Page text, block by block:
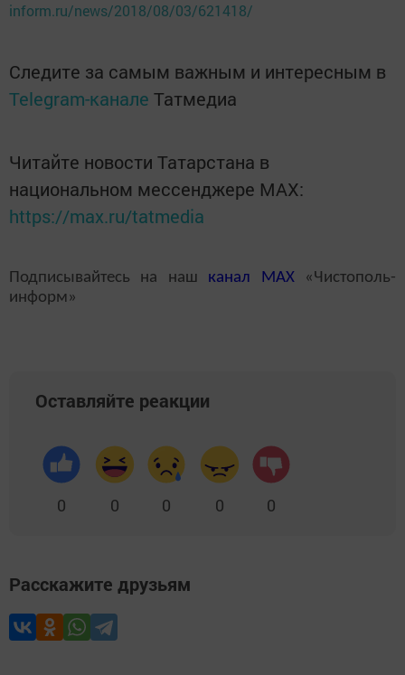
inform.ru/news/2018/08/03/621418/
Следите за самым важным и интересным в
Telegram-канале Татмедиа
Читайте новости Татарстана в
национальном мессенджере MАХ:
https://max.ru/tatmedia
Подписывайтесь на наш канал MAX«Чистополь-
информ»
Оставляйте реакции
0 0 0 0 0
Расскажите друзьям